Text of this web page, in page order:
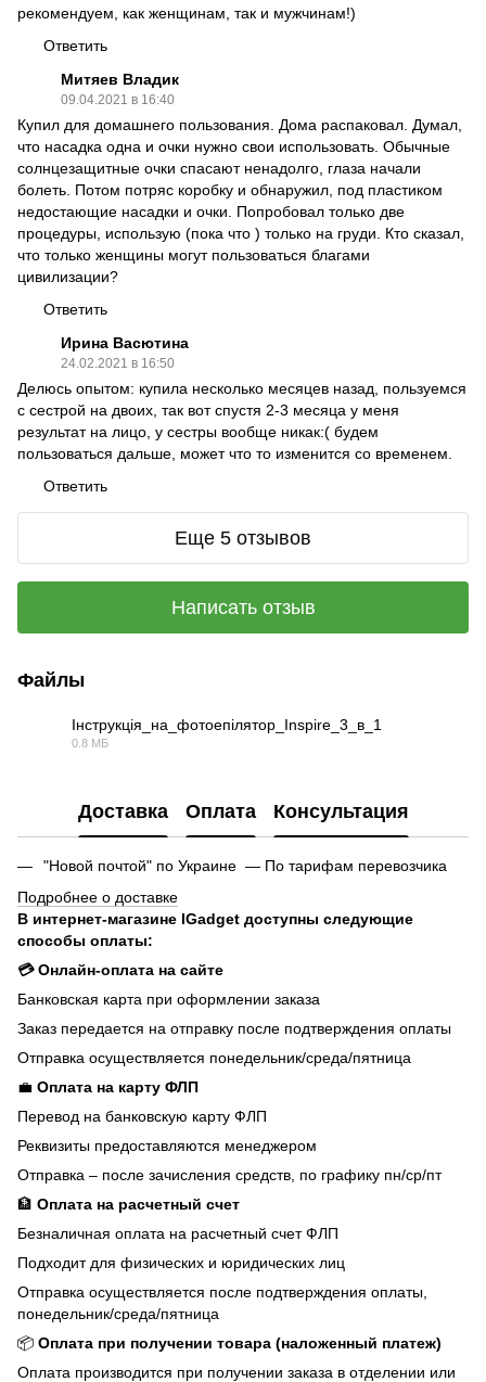
рекомендуем, как женщинам, так и мужчинам!)
Ответить
Митяев Владик
09.04.2021 в 16:40
Купил для домашнего пользования. Дома распаковал. Думал,
что насадка одна и очки нужно свои использовать. Обычные
солнцезащитные очки спасают ненадолго, глаза начали
болеть. Потом потряс коробку и обнаружил, под пластиком
недостающие насадки и очки. Попробовал только две
процедуры, использую (пока что ) только на груди. Кто сказал,
что только женщины могут пользоваться благами
цивилизации?
Ответить
Ирина Васютина
24.02.2021 в 16:50
Делюсь опытом: купила несколько месяцев назад, пользуемся
с сестрой на двоих, так вот спустя 2-3 месяца у меня
результат на лицо, у сестры вообще никак:( будем
пользоваться дальше, может что то изменится со временем.
Ответить
Еще 5 отзывов
Написать отзыв
Файлы
Інструкція_на_фотоепілятор_Inspire_3_в_1
0.8 МБ
Доставка Оплата Консультация
"Новой почтой" по Украине — По тарифам перевозчика
Подробнее о доставке
В интернет-магазине IGadget доступны следующие
способы оплаты:
💳 Онлайн-оплата на сайте
Банковская карта при оформлении заказа
Заказ передается на отправку после подтверждения оплаты
Отправка осуществляется понедельник/среда/пятница
💼 Оплата на карту ФЛП
Перевод на банковскую карту ФЛП
Реквизиты предоставляются менеджером
Отправка – после зачисления средств, по графику пн/ср/пт
🏦 Оплата на расчетный счет
Безналичная оплата на расчетный счет ФЛП
Подходит для физических и юридических лиц
Отправка осуществляется после подтверждения оплаты,
понедельник/среда/пятница
📦 Оплата при получении товара (наложенный платеж)
Оплата производится при получении заказа в отделении или